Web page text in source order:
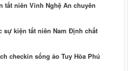
tất niên Vinh Nghệ An chuyên
sự kiện tất niên Nam Định chất
checkin sống ảo Tuy Hòa Phú